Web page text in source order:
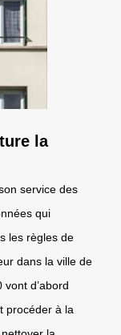
la
service des
qui
les règles de
dans la ville de
d’abord
procéder à la